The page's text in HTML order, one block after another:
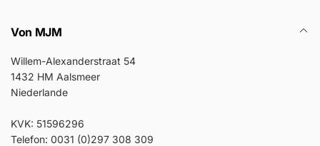
Von MJM
Willem-Alexanderstraat 54
1432 HM Aalsmeer
Niederlande
KVK: 51596296
Telefon: 0031 (0)297 308 309